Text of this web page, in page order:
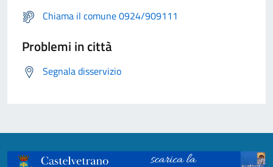
Chiama il comune 0924/909111
Problemi in città
Segnala disservizio